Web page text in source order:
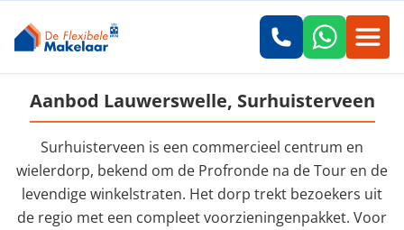
Aanbod Lauwerswelle, Surhuisterveen
Surhuisterveen is een commercieel centrum en
wielerdorp, bekend om de Profronde na de Tour en de
levendige winkelstraten. Het dorp trekt bezoekers uit
de regio met een compleet voorzieningenpakket. Voor